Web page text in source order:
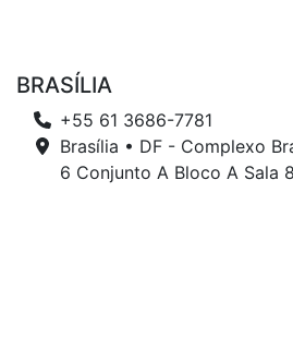
BRASÍLIA
+55 61 3686-7781
Brasília • DF - Complexo
6 Conjunto A Bloco A Sala